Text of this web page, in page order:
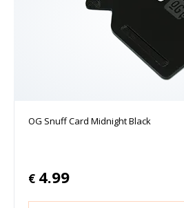
OG Snuff Card Midnight Black
€ 4.99